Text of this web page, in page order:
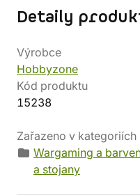
Detaily
Výrobce
Hobbyzone
Kód produktu
15238
Zařazeno v kategoriích
Wargaming a
a stojany